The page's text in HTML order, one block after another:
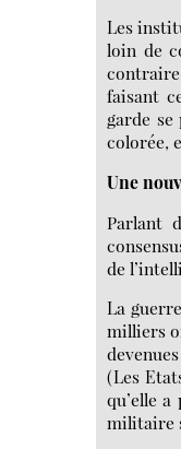
Les
loin de
faisant
garde
colorée,
Une
Parlant
de
La
milliers
(Les
qu’elle
militaire